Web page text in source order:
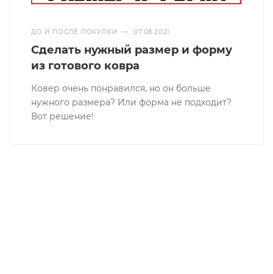
ДО И ПОСЛЕ ПОКУПКИ — 07.08.2021
Сделать нужный размер и форму
из готового ковра
Ковер очень понравился, но он больше
нужного размера? Или форма не подходит?
Вот решение!